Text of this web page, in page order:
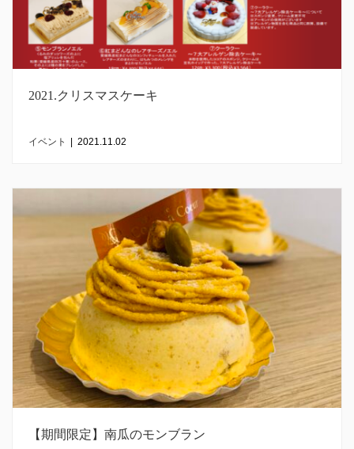
2021.クリスマスケーキ
イベント | 2021.11.02
【期間限定】南瓜のモンブラン